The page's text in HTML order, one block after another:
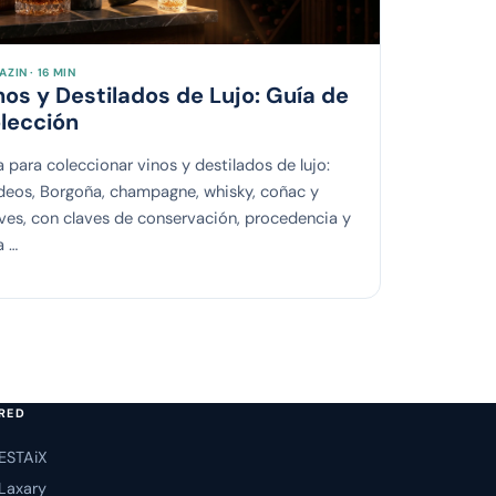
· 16 MIN
y Destilados de Lujo: Guía de
para coleccionar vinos y destilados de lujo:
Borgoña, champagne, whisky, coñac y
con claves de conservación, procedencia y
…